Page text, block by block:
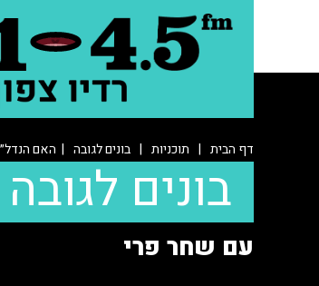
דף הבית | תוכניות | בונים לגובה | האם
בונים לגובה
עם שחר פרי